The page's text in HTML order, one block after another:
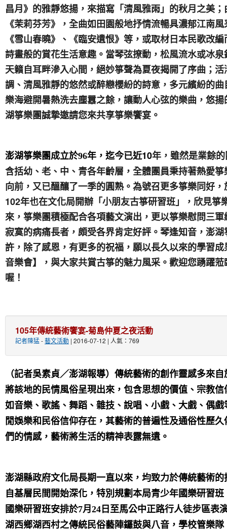
昌月》的雅靜悠揚，來描寫「清風雅雨」的秋月之美
《茉莉芬芳》，全曲如田園般地抒情流暢具濃郁江南
《雪山春曉》、《臨安遺恨》等，或取材日本民歌改
詩畫般的賞花生活意趣。當琴弦撩動，松風流水或冰
天籟自耳畔滲入心間，絕妙箏聲為夏夜揭開了序曲；
調、清風雅靜的悠然或醉戀櫻紛的詩意，多元繽紛的
樂海避開暑熱洗去塵囂之餘，讓動人心弦的樂曲，悠
湖箏樂團誠摯邀請您來共享箏樂饗宴。
澎湖箏樂團成立於96年，迄今已近10年，雖然是業餘
含括幼、老、中、青各年齡層，全體團員秉持著熱愛
向前，又已醞釀了一季的圓熟。為號召更多箏樂同好
102年也在文化局開辦「小朋友古箏研習班」，欣見箏
來，箏樂團積極配合各項藝文演出，更以箏樂慰問三
寂寞的病痛長者，頗受各界肯定好評。琴逢知音，澎
許，除了感恩，有更多的祝福，願以長久以來的學習
音樂會】，與大家共賞古箏的魅力風采。歡迎您踴躍
喔！
105年傳統藝術饗宴-菊島仲夏之夜活動
記者陳猛-藝文活動 | 2016-07-12 | 人氣：769
（記者吳素貞／澎湖報導）傳統藝術的創作靈感多來
將該地的民情風俗呈現出來，包含思想的價值、宗教
如音樂、歌謠、舞蹈、雜技、說唱、小戲、大戲、偶
閒娛樂和民俗信仰存在，其藝術的普遍性及通俗性歷
們的情感，藝術將生活的精神表露無遺。
澎湖縣政府文化局長期一直以來，均致力於傳統藝術
自基層民間開始深化，特別規劃本局青少年國樂研習
國樂研習班安排於7月24日至馬公中正路行人徒步區表
湖西鄉湖西村之傳統民俗藝陣鑼鼓與八音，學校管樂